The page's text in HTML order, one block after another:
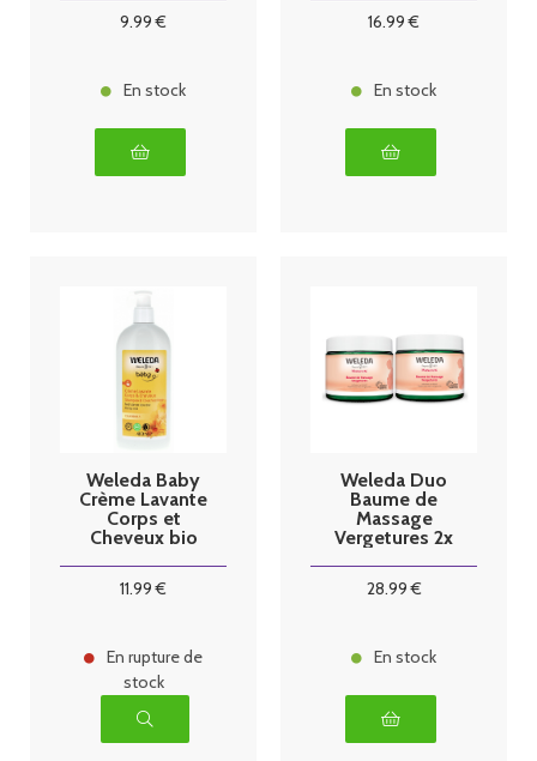
9.99 €
En stock
16.99 €
En stock
Weleda Baby
Crème Lavante
Corps et
Cheveux bio
11.99 €
En rupture de
stock
Weleda Duo
Baume de
Massage
Vergetures 2x
28.99€
En stock